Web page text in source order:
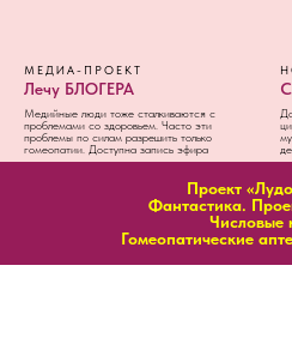
МЕДИА-ПРОЕКТ
Лечу БЛОГЕРА
Медийные люди тоже сталкиваются с
проблемами со здоровьем. Часто эти
проблемы по силам разрешить только
гомеопатии. Доступна запись эфира
Проект
Фантастика.
Числовые
Гомеопатические